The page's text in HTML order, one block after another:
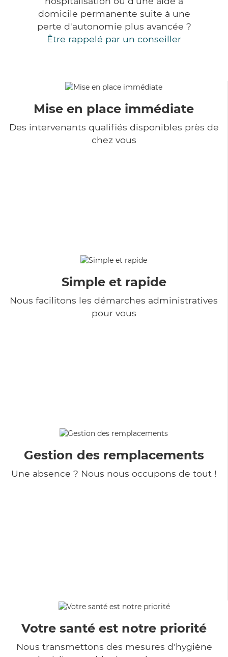
domicile permanente suite à une
perte d'autonomie plus avancée ?
Être rappelé par un conseiller
Mise en place immédiate
Des intervenants qualifiés disponibles près de
chez vous
Simple et rapide
Nous facilitons les démarches administratives
pour vous
Gestion des remplacements
Une absence ? Nous nous occupons de tout !
Votre santé est notre priorité
Nous transmettons des mesures d'hygiène